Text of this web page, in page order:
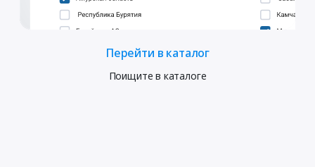
Перейти в каталог
Поищите в каталоге